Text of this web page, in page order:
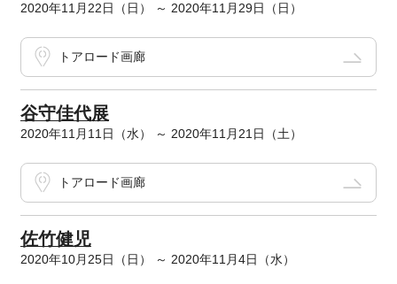
2020年11月22日（日） ～ 2020年11月29日（日）
トアロード画廊
谷守佳代展
2020年11月11日（水） ～ 2020年11月21日（土）
トアロード画廊
佐竹健児
2020年10月25日（日） ～ 2020年11月4日（水）